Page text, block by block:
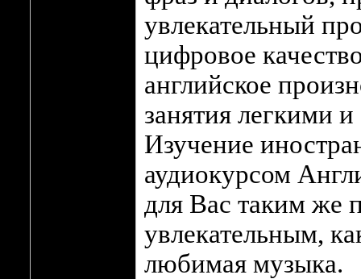
увлекательный
цифровое
английское
занятия легкими
Изучение
аудиокурсом
для Вас таким же
увлекательным,
любимая музыка.